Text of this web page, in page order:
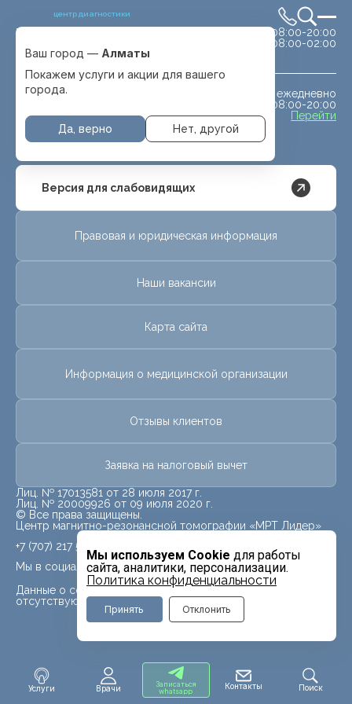
центр диагностики
Выбрать город
с. Отеген батыра
сб-вс 08:00-20:00
08:00-02:00
ежедневно
08:00-20:00
Перейти
Ваш город — Алматы
Покажем услуги и акции для вашего
города.
Да, верно Нет, другой
Услуги Врачи
Записаться
whatsapp
Контакты Поиск
Мы используем Cookie для работы
сайта, аналитики, персонализации.
Политика конфиденциальности
Принять Отклонить
Версия для слабовидящих
Правовая и юридическая информация
Наши вакансии
Карта сайта
Информация о медицинской организации
Отзывы клиентов
Заявка на налоговый вычет
Лиц. № 17013581 от 28 июля 2017 г.
Лиц. № 20009926 от 09 июля 2020 г.
© Все права защищены.
Центр магнитно-резонансной томографии «МРТ Лидер»
Мы в социальных сетях
Данные о социальных сетях для данного филиала
отсутствуют
+7 (707) 217 5840